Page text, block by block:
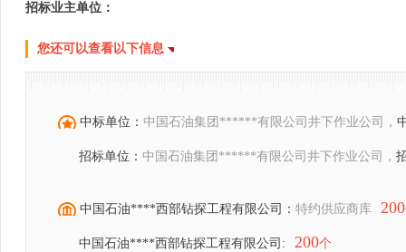
招标业主单位：
您还可以查看以下信息
中标单位： 中国石油集团******有限公司井下作业公司，
招标单位： 中国石油集团******有限公司井下作业公司，
中国石油****西部钻探工程有限公司： 特约供应商库 200
中国石油****西部钻探工程有限公司: 200个